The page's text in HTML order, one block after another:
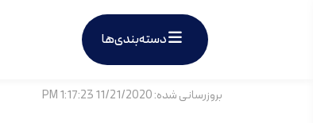
دسته‌بندی‌ها
بروزرسانی شده: 11/21/2020 1:17:23 PM